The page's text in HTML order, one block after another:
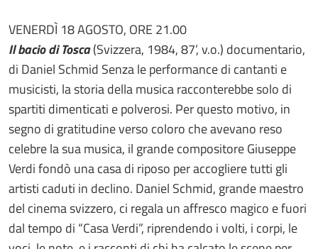
VENERDÌ 18 AGOSTO, ORE 21.00
Il bacio di Tosca(Svizzera, 1984, 87’, v.o.) documentario,
di Daniel Schmid Senza le performance di cantanti e
musicisti, la storia della musica racconterebbe solo di
spartiti dimenticati e polverosi. Per questo motivo, in
segno di gratitudine verso coloro che avevano reso
celebre la sua musica, il grande compositore Giuseppe
Verdi fondò una casa di riposo per accogliere tutti gli
artisti caduti in declino. Daniel Schmid, grande maestro
del cinema svizzero, ci regala un affresco magico e fuori
dal tempo di “Casa Verdi”, riprendendo i volti, i corpi, le